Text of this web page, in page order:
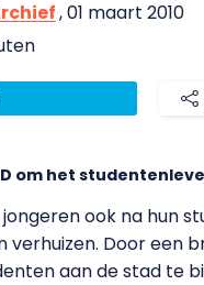
, 01 maart 2010
om het
jongeren ook na hun
verhuizen. Door een
aan de stad te